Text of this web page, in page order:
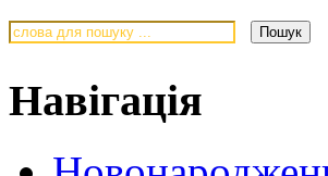
Навігація